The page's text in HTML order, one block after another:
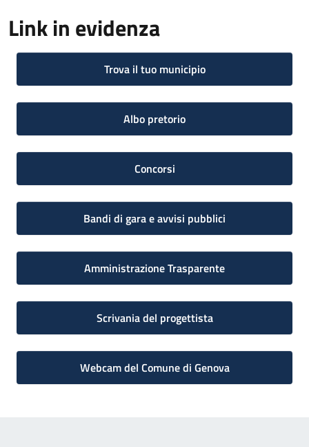
Link in evidenza
Trova il tuo municipio
Albo pretorio
Concorsi
Bandi di gara e avvisi pubblici
Amministrazione Trasparente
Scrivania del progettista
Webcam del Comune di Genova